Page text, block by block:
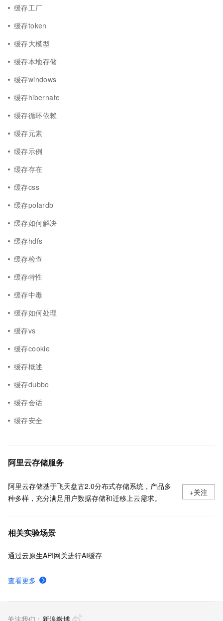
缓存工厂
缓存token
缓存大模型
缓存本地存储
缓存windows
缓存hibernate
缓存循环依赖
缓存元素
缓存示例
缓存存在
缓存css
缓存polardb
缓存如何解决
缓存hdfs
缓存检查
缓存特性
缓存中毒
缓存如何处理
缓存vs
缓存cookie
缓存概述
缓存dubbo
缓存会话
缓存安全
阿里云存储服务
阿里云存储基于飞天盘古2.0分布式存储系统，产品多
种多样，充分满足用户数据存储和迁移上云需求。
+关注
相关实验场景
通过云原生API网关进行AI缓存
查看更多
关注我们： 新浪微博